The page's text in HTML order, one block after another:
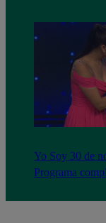
Yo Soy 30 de
Programa